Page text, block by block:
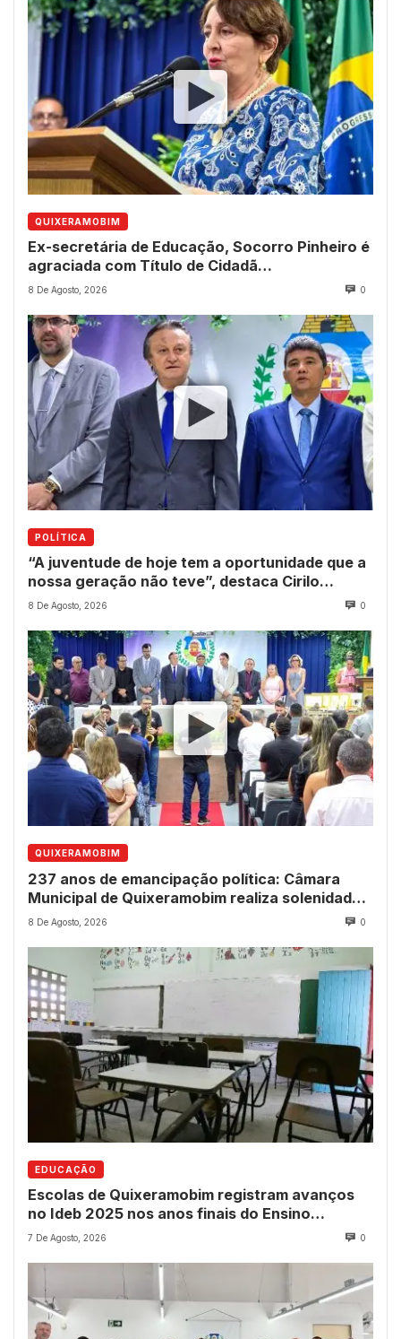
QUIXERAMOBIM
Ex-secretária de Educação, Socorro Pinheiro é
agraciada com Título de Cidadã
Quixeramobinense
8 De Agosto, 2026 0
POLÍTICA
“A juventude de hoje tem a oportunidade que a
nossa geração não teve”, destaca Cirilo
Pimenta durante Sessão Solene
8 De Agosto, 2026 0
QUIXERAMOBIM
237 anos de emancipação política: Câmara
Municipal de Quixeramobim realiza solenidade
para entrega de comendas e títulos
8 De Agosto, 2026 0
EDUCAÇÃO
Escolas de Quixeramobim registram avanços
no Ideb 2025 nos anos finais do Ensino
Fundamental
7 De Agosto, 2026 0